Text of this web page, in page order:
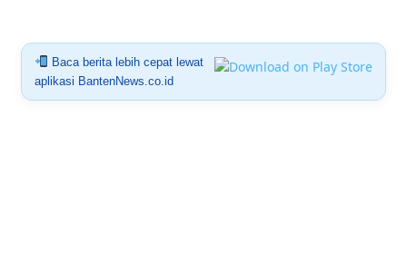
Baca berita lebih cepat lewat
aplikasi BantenNews.co.id